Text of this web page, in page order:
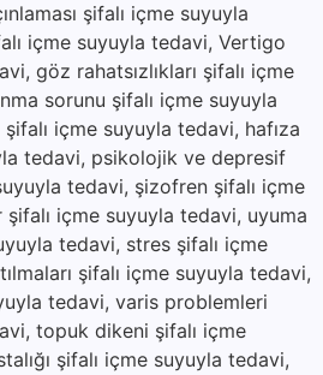
şifalı içme suyuyla
içme suyuyla tedavi, Vertigo
göz rahatsızlıkları şifalı içme
sorunu şifalı içme suyuyla
içme suyuyla tedavi, hafıza
tedavi, psikolojik ve depresif
tedavi, şizofren şifalı içme
içme suyuyla tedavi, uyuma
tedavi, stres şifalı içme
şifalı içme suyuyla tedavi,
tedavi, varis problemleri
topuk dikeni şifalı içme
şifalı içme suyuyla tedavi,